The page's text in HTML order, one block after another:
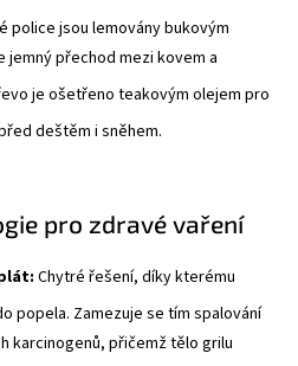
police jsou lemovány bukovým
přechod mezi kovem a
je ošetřeno teakovým olejem pro
deštěm i sněhem.
pro zdravé vaření
Chytré řešení, díky kterému
popela. Zamezuje se tím spalování
karcinogenů, přičemž tělo grilu